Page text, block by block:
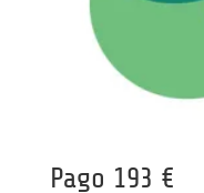
Pago 193 €